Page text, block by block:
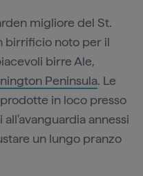
migliore del St.
birrificio noto per il
birre Ale,
Peninsula. Le
in loco presso
annessi
un lungo pranzo